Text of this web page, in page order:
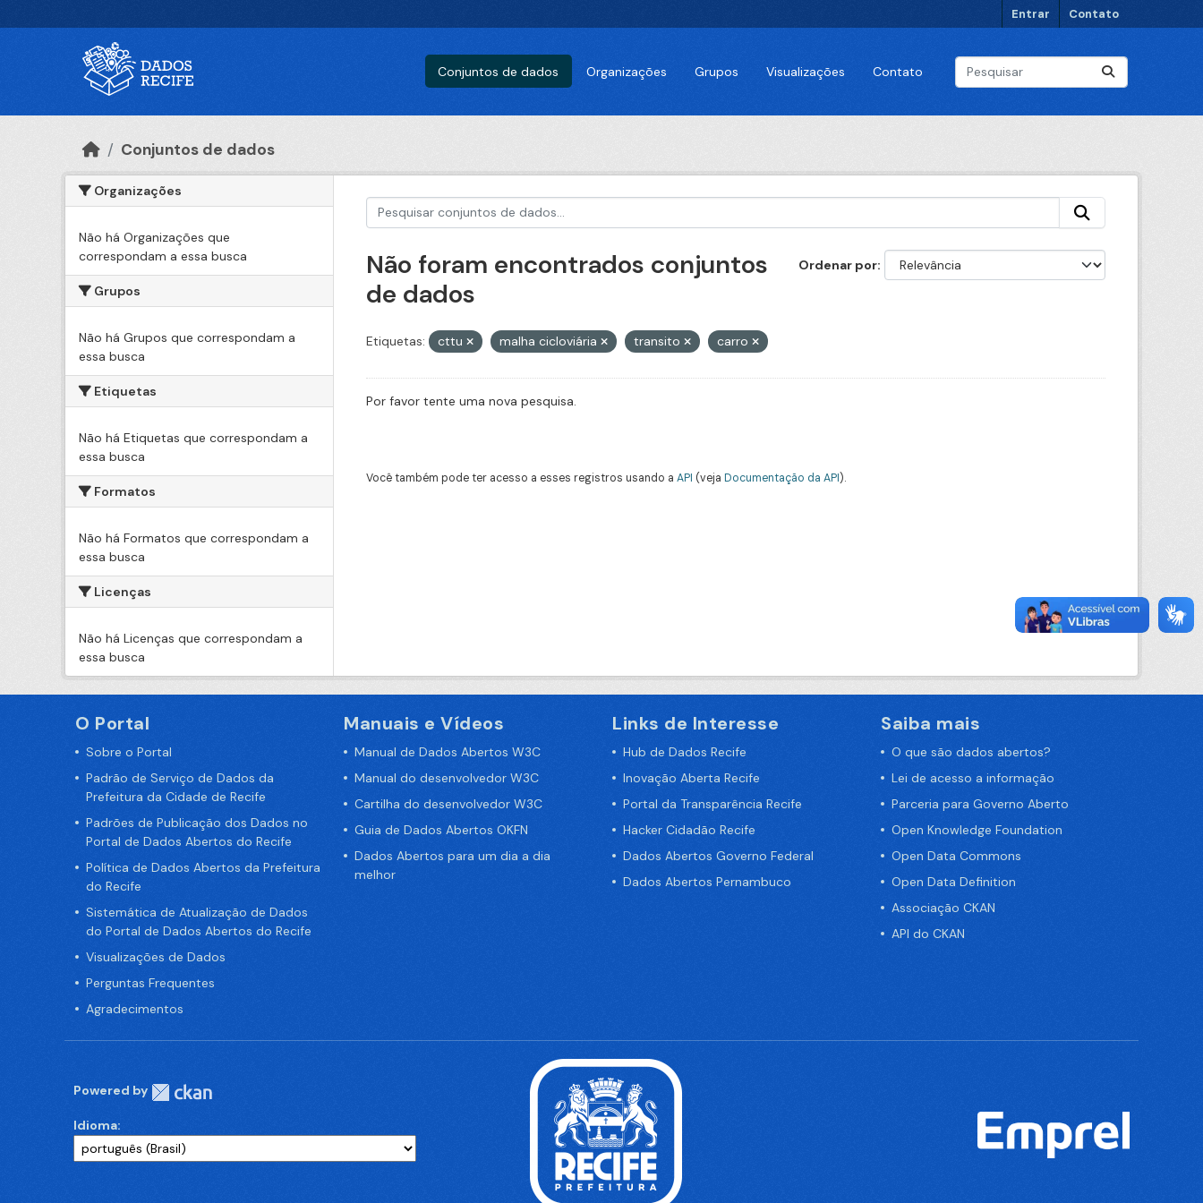
Entrar Contato
Conjuntos de dados Organizações Grupos Visualizações Contato
Conjuntos de dados
Organizações
Não há Organizações que
correspondam a essa busca
Grupos
Não há Grupos que correspondam a
essa busca
Etiquetas
Não há Etiquetas que correspondam a
essa busca
Formatos
Não há Formatos que correspondam a
essa busca
Licenças
Não há Licenças que correspondam a
essa busca
Ordenar por
Não foram encontrados conjuntos
de dados
Etiquetas: cttu malha cicloviária transito carro
Por favor tente uma nova pesquisa.
Você também pode ter acesso a esses registros usando a API (veja Documentação da API).
O Portal
Sobre o Portal
Padrão de Serviço de Dados da
Prefeitura da Cidade de Recife
Padrões de Publicação dos Dados no
Portal de Dados Abertos do Recife
Política de Dados Abertos da Prefeitura
do Recife
Sistemática de Atualização de Dados
do Portal de Dados Abertos do Recife
Visualizações de Dados
Perguntas Frequentes
Agradecimentos
Manuais e Vídeos
Manual de Dados Abertos W3C
Manual do desenvolvedor W3C
Cartilha do desenvolvedor W3C
Guia de Dados Abertos OKFN
Dados Abertos para um dia a dia
melhor
Links de Interesse
Hub de Dados Recife
Inovação Aberta Recife
Portal da Transparência Recife
Hacker Cidadão Recife
Dados Abertos Governo Federal
Dados Abertos Pernambuco
Saiba mais
O que são dados abertos?
Lei de acesso a informação
Parceria para Governo Aberto
Open Knowledge Foundation
Open Data Commons
Open Data Definition
Associação CKAN
API do CKAN
Powered by
Idioma